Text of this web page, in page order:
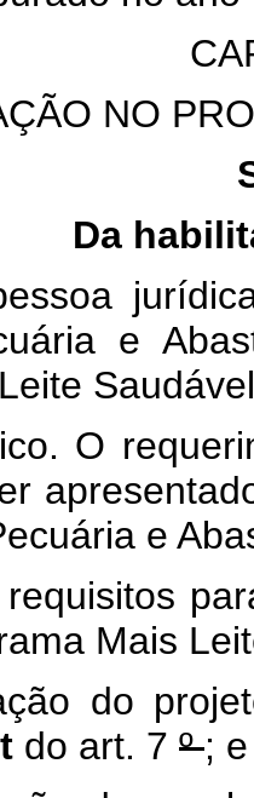
NO
Da
e
O
e
Mais
do
do art. 7 º; e